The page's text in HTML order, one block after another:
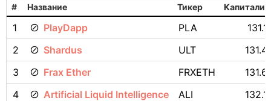
# Название Тикер
1 PlayDapp PLA
2
Shardus ULT
3
Frax Ether FRXETH
4
Artificial Liquid Intelligence ALI